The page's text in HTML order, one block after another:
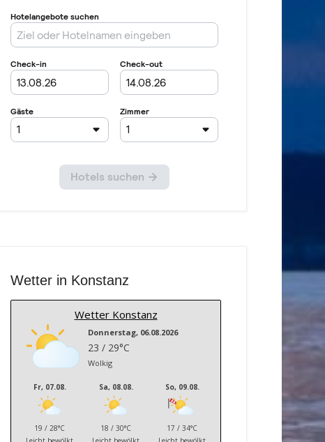
Wetter in Konstanz
Wetter Konstanz
Donnerstag, 06.08.2026
23 / 29°C
Wolkig
Fr, 07.08.
19 / 28°C
Sa, 08.08.
18 / 30°C
So, 09.08.
17 / 34°C